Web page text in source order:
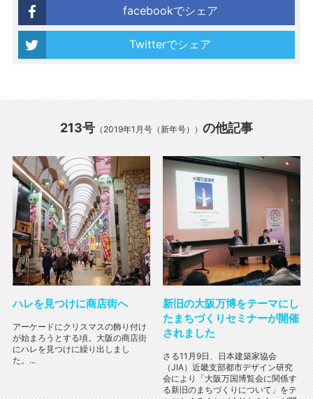
facebookでシェア
Twitterでシェア
213号 （2019年1月号（新年号）） の他記事
ハレを見つけに商店街へ
アーケードにクリスマスの飾り付け
が始まろうとする頃。大阪の商店街
にハレを見つけに繰り出しまし
た。...
新旧の大阪万博をテーマにし
たまちづくりセミナーが開催
されました
さる11月9日、日本建築家協会
（JIA）近畿支部都市デザイン研究
会により「大阪万国博覧会に関係す
る新旧のまちづくりについて」をテ